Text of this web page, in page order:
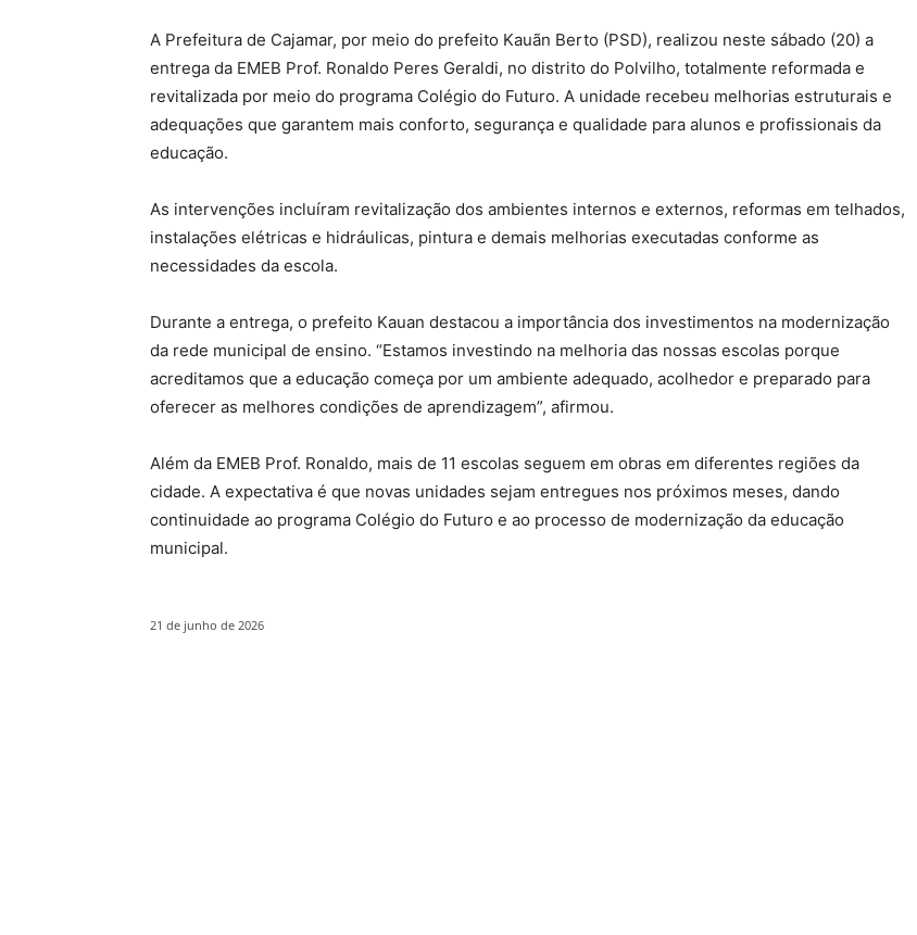
A Prefeitura de Cajamar, por meio do prefeito Kauãn Berto (PSD), realizou neste sábado (20) a
entrega da EMEB Prof. Ronaldo Peres Geraldi, no distrito do Polvilho, totalmente reformada e
revitalizada por meio do programa Colégio do Futuro. A unidade recebeu melhorias estruturais e
adequações que garantem mais conforto, segurança e qualidade para alunos e profissionais da
educação.
As intervenções incluíram revitalização dos ambientes internos e externos, reformas em telhados,
instalações elétricas e hidráulicas, pintura e demais melhorias executadas conforme as
necessidades da escola.
Durante a entrega, o prefeito Kauan destacou a importância dos investimentos na modernização
da rede municipal de ensino. “Estamos investindo na melhoria das nossas escolas porque
acreditamos que a educação começa por um ambiente adequado, acolhedor e preparado para
oferecer as melhores condições de aprendizagem”, afirmou.
Além da EMEB Prof. Ronaldo, mais de 11 escolas seguem em obras em diferentes regiões da
cidade. A expectativa é que novas unidades sejam entregues nos próximos meses, dando
continuidade ao programa Colégio do Futuro e ao processo de modernização da educação
municipal.
21 de junho de 2026